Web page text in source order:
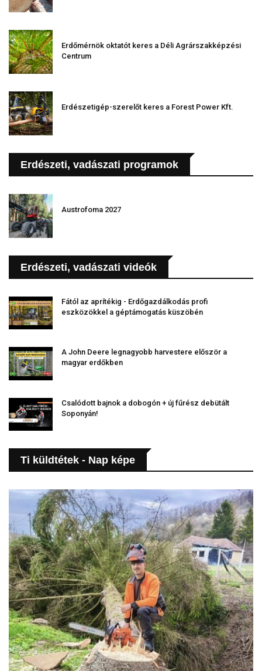
Erdőmérnök oktatót keres a Déli Agrárszakképzési
Centrum
Erdészetigép-szerelőt keres a Forest Power Kft.
Erdészeti, vadászati programok
Austrofoma 2027
Erdészeti, vadászati videók
Fától az aprítékig - Erdőgazdálkodás profi
eszközökkel a géptámogatás küszöbén
A John Deere legnagyobb harvestere először a
magyar erdőkben
Csalódott bajnok a dobogón + új fűrész debütált
Soponyán!
Ti küldtétek - Nap képe